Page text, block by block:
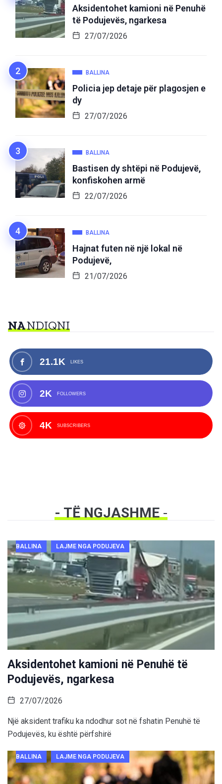
Aksidentohet kamioni në Penuhë
të Podujevës, ngarkesa
27/07/2026
BALLINA
Policia jep detaje për plagosjen e
dy
27/07/2026
BALLINA
Bastisen dy shtëpi në Podujevë,
konfiskohen armë
22/07/2026
BALLINA
Hajnat futen në një lokal në
Podujevë,
21/07/2026
NANDIQNI
21.1K LIKES
2K FOLLOWERS
4K SUBSCRIBERS
- TË NGJASHME-
BALLINA LAJME NGA PODUJEVA
Aksidentohet kamioni në Penuhë të
Podujevës, ngarkesa
27/07/2026
Një aksident trafiku ka ndodhur sot në fshatin Penuhë të
Podujevës, ku është përfshirë
BALLINA LAJME NGA PODUJEVA